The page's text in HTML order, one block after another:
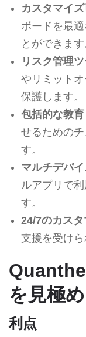
カスタマイ
ボードを最
とができます
リスク管理
やリミット
保護します。
包括的な教
せるための
す。
マルチデバ
ルアプリで
す。
24/7のカス
支援を受けら
を見極
利点